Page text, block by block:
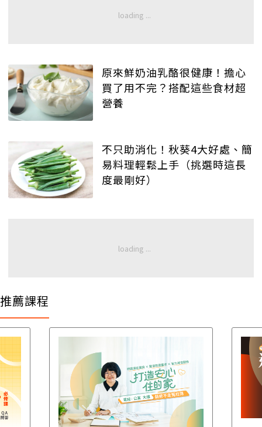
原來鮮奶油乳酪很健康！擔心
買了用不完？搭配這些食材超
營養
不只助消化！秋葵4大好處、簡
易料理輕鬆上手（挑選時這長
度最剛好）
推薦課程